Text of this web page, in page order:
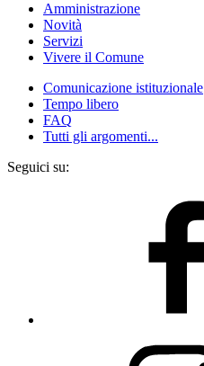
Amministrazione
Novità
Servizi
Vivere il Comune
Comunicazione istituzionale
Tempo libero
FAQ
Tutti gli argomenti...
Seguici su: